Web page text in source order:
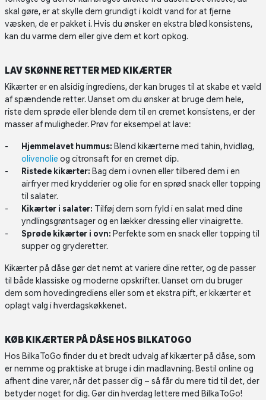
skal gøre, er at skylle dem grundigt i koldt vand for at fjerne
væsken, de er pakket i. Hvis du ønsker en ekstra blød konsistens,
kan du varme dem eller give dem et kort opkog.
LAV SKØNNE RETTER MED KIKÆRTER
Kikærter er en alsidig ingrediens, der kan bruges til at skabe et væld
af spændende retter. Uanset om du ønsker at bruge dem hele,
riste dem sprøde eller blende dem til en cremet konsistens, er der
masser af muligheder. Prøv for eksempel at lave:
Hjemmelavet hummus: Blend kikærterne med tahin, hvidløg,
olivenolie og citronsaft for en cremet dip.
Ristede kikærter: Bag dem i ovnen eller tilbered dem i en
airfryer med krydderier og olie for en sprød snack eller topping
til salater.
Kikærter i salater: Tilføj dem som fyld i en salat med dine
yndlingsgrøntsager og en lækker dressing eller vinaigrette.
Sprøde kikærter i ovn: Perfekte som en snack eller topping til
supper og gryderetter.
Kikærter på dåse gør det nemt at variere dine retter, og de passer
til både klassiske og moderne opskrifter. Uanset om du bruger
dem som hovedingrediens eller som et ekstra pift, er kikærter et
oplagt valg i hverdagskøkkenet.
KØB KIKÆRTER PÅ DÅSE HOS BILKATOGO
Hos BilkaToGo finder du et bredt udvalg af kikærter på dåse, som
er nemme og praktiske at bruge i din madlavning. Bestil online og
afhent dine varer, når det passer dig – så får du mere tid til det, der
betyder noget for dig. Gør din hverdag lettere med BilkaToGo!